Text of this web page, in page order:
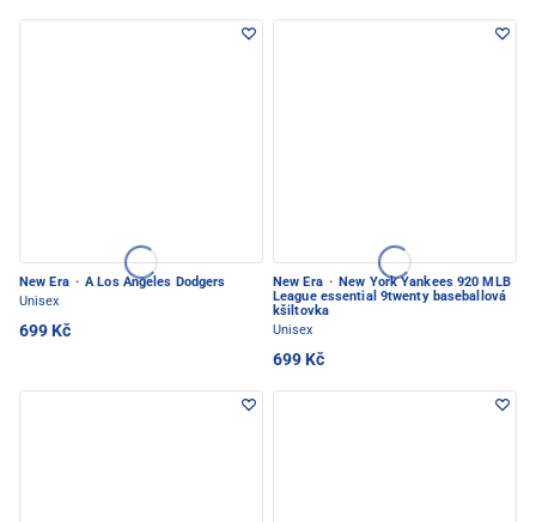
New Era · A Los Angeles Dodgers
Unisex
699 Kč
New Era · New York Yankees 920 MLB
League essential 9twenty baseballová
kšiltovka
Unisex
699 Kč